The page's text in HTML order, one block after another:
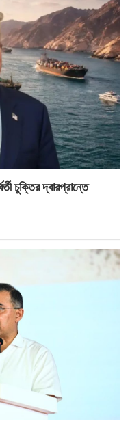
চুক্তির দ্বারপ্রান্তে